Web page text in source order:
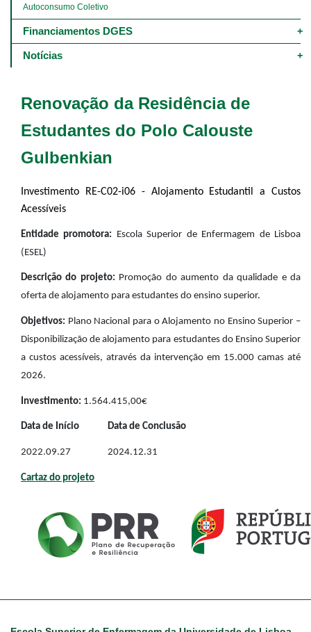
Renovação da Residência de
Estudantes do Polo Calouste
Gulbenkian
Investimento RE-C02-i06 - Alojamento Estudantil a Custos
Acessíveis
Entidade promotora: Escola Superior de Enfermagem de Lisboa
(ESEL)
Descrição do projeto: Promoção do aumento da qualidade e da
oferta de alojamento para estudantes do ensino superior.
Objetivos: Plano Nacional para o Alojamento no Ensino Superior –
Disponibilização de alojamento para estudantes do Ensino Superior
a custos acessíveis, através da intervenção em 15.000 camas até
2026.
Investimento: 1.564.415,00€
Data de Início Data de Conclusão
2022.09.27 2024.12.31
Cartaz do projeto
Autoconsumo Coletivo
Financiamentos DGES
Notícias